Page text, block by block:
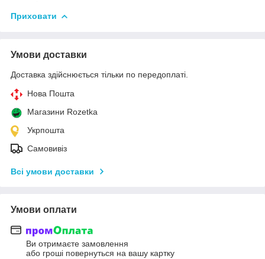
Приховати
Умови доставки
Доставка здійснюється тільки по передоплаті.
Нова Пошта
Магазини Rozetka
Укрпошта
Самовивіз
Всі умови доставки
Умови оплати
Ви отримаєте замовлення
або гроші повернуться на вашу картку